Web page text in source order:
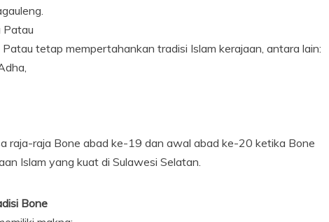
Patau
tetap mempertahankan tradisi Islam kerajaan, antara lain:
raja-raja Bone abad ke-19 dan awal abad ke-20 ketika Bone
Islam yang kuat di Sulawesi Selatan.
Bone